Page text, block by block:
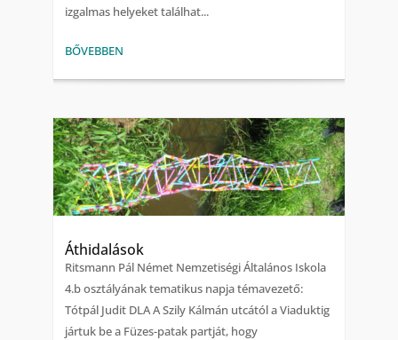
izgalmas helyeket találhat...
BŐVEBBEN
Áthidalások
Ritsmann Pál Német Nemzetiségi Általános Iskola
4.b osztályának tematikus napja témavezető:
Tótpál Judit DLA A Szily Kálmán utcától a Viaduktig
jártuk be a Füzes-patak partját, hogy